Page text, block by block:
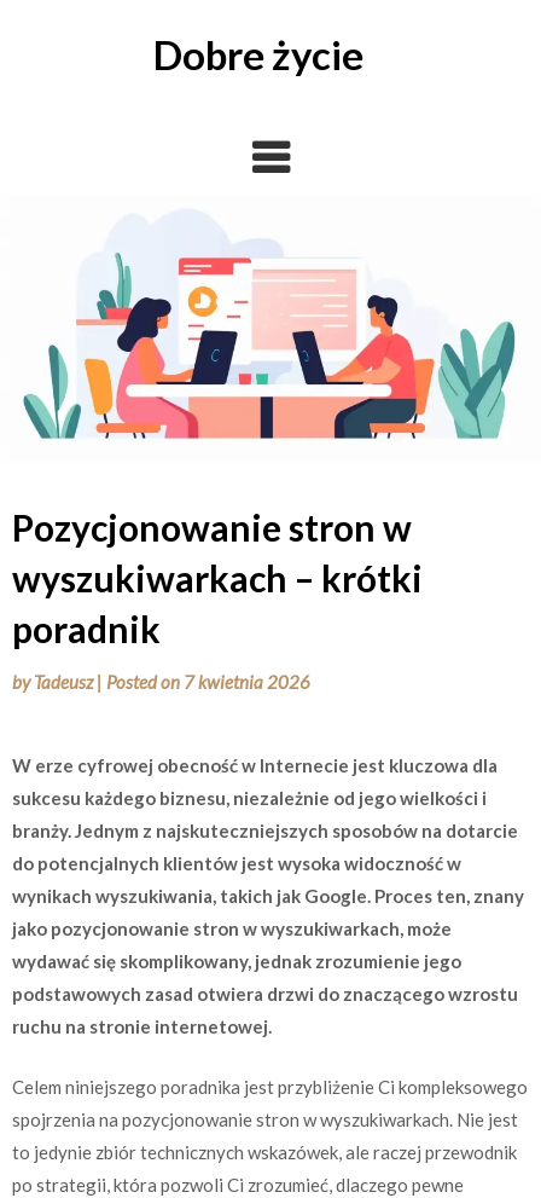
Dobre życie
Pozycjonowanie stron w
wyszukiwarkach – krótki
poradnik
byTadeusz | Posted on 7 kwietnia 2026
W erze cyfrowej obecność w Internecie jest kluczowa dla
sukcesu każdego biznesu, niezależnie od jego wielkości i
branży. Jednym z najskuteczniejszych sposobów na dotarcie
do potencjalnych klientów jest wysoka widoczność w
wynikach wyszukiwania, takich jak Google. Proces ten, znany
jako pozycjonowanie stron w wyszukiwarkach, może
wydawać się skomplikowany, jednak zrozumienie jego
podstawowych zasad otwiera drzwi do znaczącego wzrostu
ruchu na stronie internetowej.
Celem niniejszego poradnika jest przybliżenie Ci kompleksowego
spojrzenia na pozycjonowanie stron w wyszukiwarkach. Nie jest
to jedynie zbiór technicznych wskazówek, ale raczej przewodnik
po strategii, która pozwoli Ci zrozumieć, dlaczego pewne